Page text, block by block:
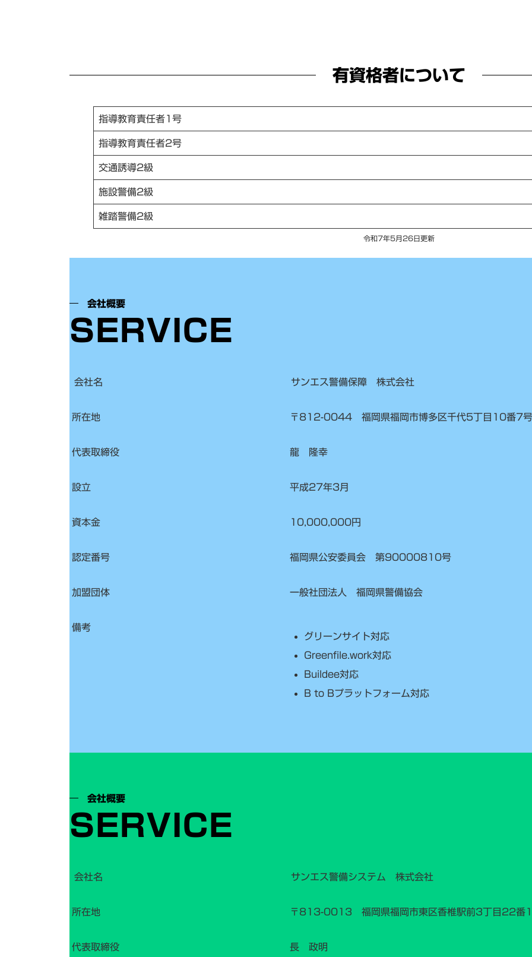
有資格者について
指導教育責任者1号
指導教育責任者2号
交通誘導2級
施設警備2級
雑踏警備2級
令和7年5月26日更新
会社概要
SERVICE
会社名 サンエス警備保障 株式会社
所在地 〒812-0044 福岡県福岡市博多区千代5丁目10番7
代表取締役 龍 隆幸
設立 平成27年3月
資本金 10,000,000円
認定番号 福岡県公安委員会 第90000810号
加盟団体 一般社団法人 福岡県警備協会
備考
グリーンサイト対応
Greenfile.work対応
Buildee対応
B to Bプラットフォーム対応
会社概要
SERVICE
会社名 サンエス警備システム 株式会社
所在地 〒813-0013 福岡県福岡市東区香椎駅前3丁目22番
代表取締役 長 政明